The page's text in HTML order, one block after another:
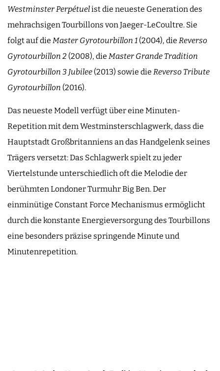
Westminster Perpétuelist die neueste Generation des
mehrachsigen Tourbillons von Jaeger-LeCoultre. Sie
folgt auf die Master Gyrotourbillon 1 (2004), die Reverso
Gyrotourbillon 2 (2008), die Master Grande Tradition
Gyrotourbillon 3 Jubilee (2013) sowie die Reverso Tribute
Gyrotourbillon (2016).
Das neueste Modell verfügt über eine Minuten-
Repetition mit dem Westminsterschlagwerk, dass die
Hauptstadt Großbritanniens an das Handgelenk seines
Trägers versetzt: Das Schlagwerk spielt zu jeder
Viertelstunde unterschiedlich oft die Melodie der
berühmten Londoner Turmuhr Big Ben. Der
einminütige Constant Force Mechanismus ermöglicht
durch die konstante Energieversorgung des Tourbillons
eine besonders präzise springende Minute und
Minutenrepetition.